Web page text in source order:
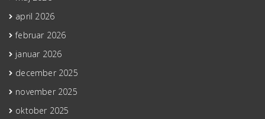
april 2026
februar 2026
januar 2026
december 2025
november 2025
oktober 2025